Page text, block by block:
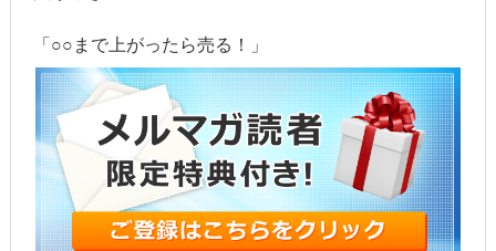
「○○まで上がったら売る！」